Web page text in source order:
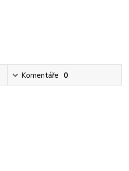
Komentáře 0